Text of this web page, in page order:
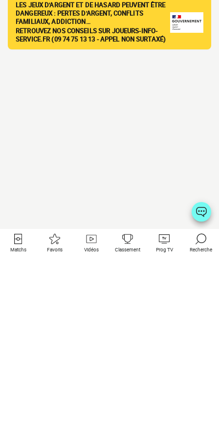
LES JEUX D'ARGENT ET DE HASARD PEUVENT ÊTRE
DANGEREUX : PERTES D'ARGENT, CONFLITS
FAMILIAUX, ADDICTION…
RETROUVEZ NOS CONSEILS SUR JOUEURS-INFO-
SERVICE.FR (09 74 75 13 13 - APPEL NON SURTAXÉ)
Matchs Favoris Vidéos Classement Prog TV Recherche